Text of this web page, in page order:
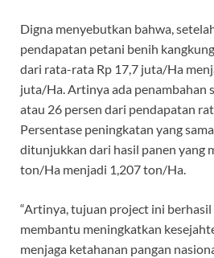
Digna menyebutkan bahwa,
pendapatan petani benih
dari rata-rata Rp 17,7 juta/Ha
juta/Ha. Artinya ada penambahan
atau 26 persen dari pendapatan
Persentase peningkatan yang
ditunjukkan dari hasil panen yang
ton/Ha menjadi 1,207 ton/Ha.
“Artinya, tujuan project ini berhasil
membantu meningkatkan
menjaga ketahanan pangan